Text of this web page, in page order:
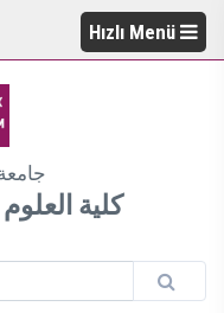
Hızlı Menü
كلية العلوم